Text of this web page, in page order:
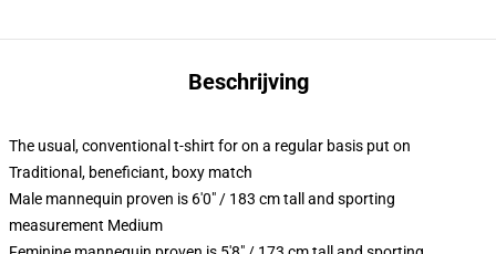
Beschrijving
The usual, conventional t-shirt for on a regular basis put on
Traditional, beneficiant, boxy match
Male mannequin proven is 6'0" / 183 cm tall and sporting
measurement Medium